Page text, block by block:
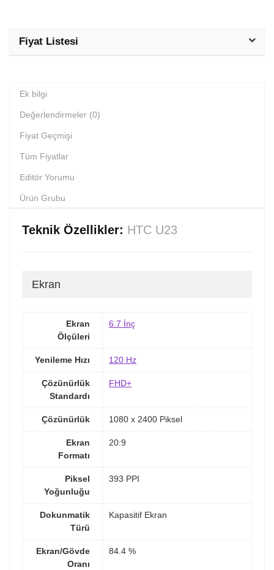
Fiyat Listesi
Ek bilgi
Değerlendirmeler (0)
Fiyat Geçmişi
Tüm Fiyatlar
Editör Yorumu
Ürün Grubu
Teknik Özellikler: HTC U23
Ekran
Ekran
Ölçüleri
6.7 İnç
Yenileme Hızı 120 Hz
Çözünürlük
Standardı
FHD+
Çözünürlük 1080 x 2400 Piksel
Ekran
Formatı
20:9
Piksel
Yoğunluğu
393 PPI
Dokunmatik
Türü
Kapasitif Ekran
Ekran/Gövde
Oranı
84.4 %